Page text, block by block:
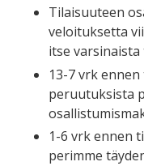
Tilaisuuteen
veloituksetta
itse
13-7 vrk
peruutuksista
1-6 vrk ennen
perimme